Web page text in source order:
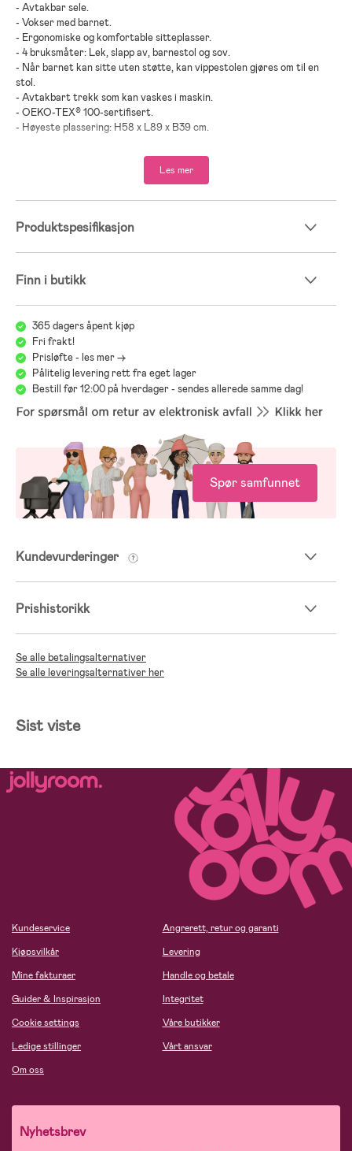
- Avtakbar sele.
- Vokser med barnet.
- Ergonomiske og komfortable sitteplasser.
- 4 bruksmåter: Lek, slapp av, barnestol og sov.
- Når barnet kan sitte uten støtte, kan vippestolen gjøres om til en
stol.
- Avtakbart trekk som kan vaskes i maskin.
- OEKO-TEX® 100-sertifisert.
- Høyeste plassering: H58 x L89 x B39 cm.
- Maks vekt: 9 kg (når den brukes som vippestol).
- Maksvekt: 13 kg (når den brukes som barnestol).
- Sjekk oppheng og festeanordninger regelmessig for å unngå
- Anbefalt alder: fra nyfødt til 2 år.
Les mer
Produktspesifikasjon
Finn i butikk
365 dagers åpent kjøp
Fri frakt!
Prisløfte - les mer ->
Pålitelig levering rett fra eget lager
Bestill før 12:00 på hverdager - sendes allerede samme dag!
Spør samfunnet
Kundevurderinger
Prishistorikk
Se alle betalingsalternativer
Se alle leveringsalternativer her
Sist viste
Kundeservice
Kjøpsvilkår
Mine fakturaer
Guider & Inspirasjon
Cookie settings
Ledige stillinger
Om oss
Angrerett, retur og garanti
Levering
Handle og betale
Integritet
Våre butikker
Vårt ansvar
Nyhetsbrev